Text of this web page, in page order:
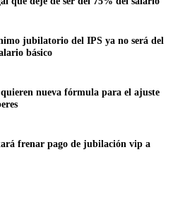
jubilatorio del IPS ya no será del
básico
nueva fórmula para el ajuste
frenar pago de jubilación vip a